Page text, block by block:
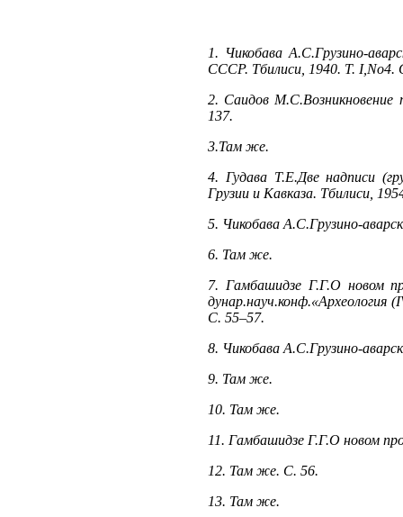
1. Чикобава А.С.Грузино-
СССР. Тбилиси, 1940. Т. I,No4.
2. Саидов
137.
3.Там же.
4. Гудава Т.Е.Две надписи
Грузии и Кавказа. Тбилиси,
5. Чикобава А.С.Грузино-
6. Там же.
7. Гамбашидзе Г.Г.О новом
дунар.науч.конф.«Археология
С. 55–57.
8. Чикобава А.С.Грузино-
9. Там же.
10. Там же.
11. Гамбашидзе Г.Г.О новом
12. Там же. С. 56.
13. Там же.